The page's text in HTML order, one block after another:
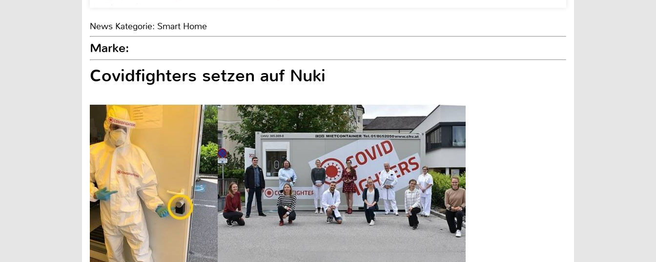
News Kategorie: Smart Home
Marke:
Covidfighters setzen auf Nuki